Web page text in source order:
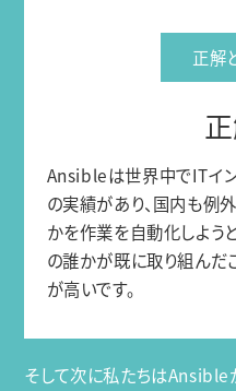
正解
Ansibleは世界中でITイ
の実績があり、国内も例
かを作業を自動化しよう
の誰かが既に取り組んだ
が高いです。
そして次に私たちはAnsible